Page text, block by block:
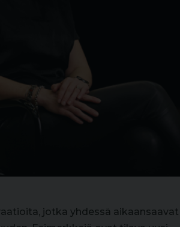
jotka yhdessä aikaansaavat